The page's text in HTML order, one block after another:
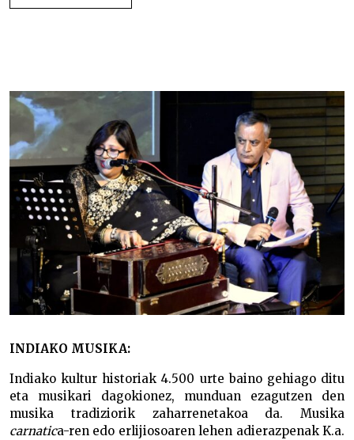
INDIAKO MUSIKA:
Indiako kultur historiak 4.500 urte baino gehiago ditu
eta musikari dagokionez, munduan ezagutzen den
musika tradiziorik zaharrenetakoa da. Musika
carnatica-ren edo erlijiosoaren lehen adierazpenak K.a.